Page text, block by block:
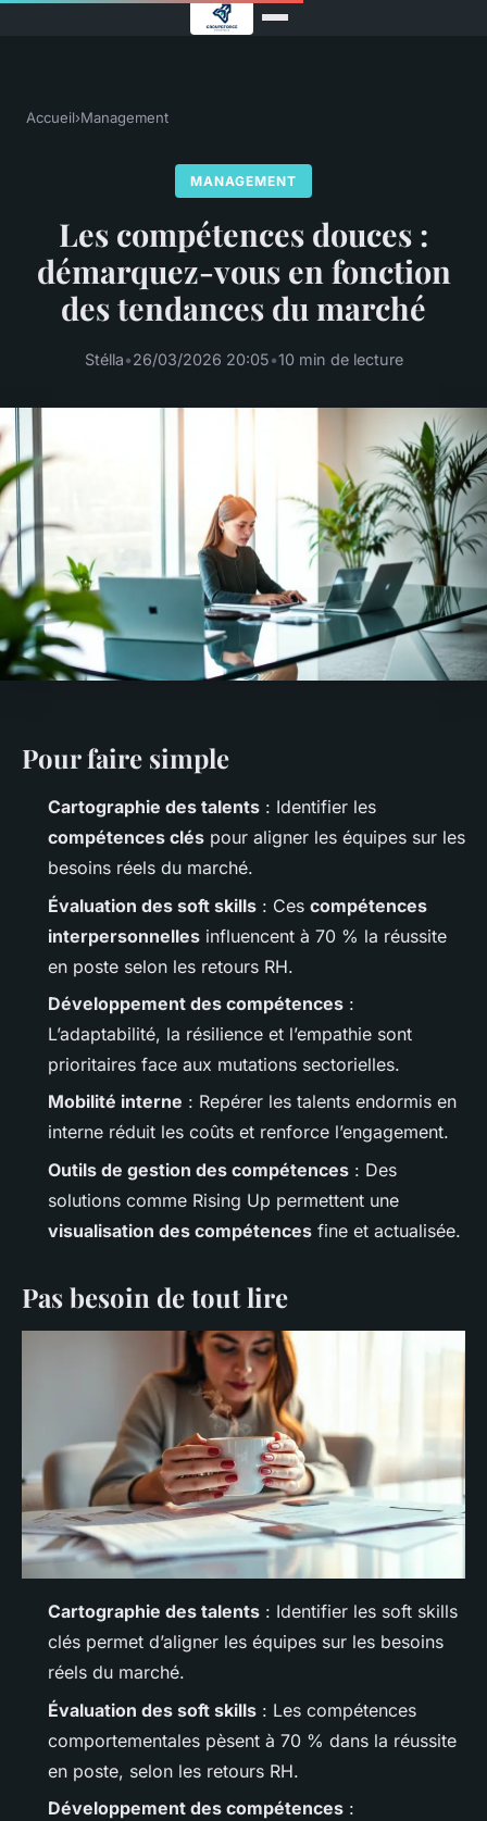
Accueil›Management
MANAGEMENT
Les compétences douces :
démarquez-vous en fonction
des tendances du marché
Stélla•26/03/2026 20:05•10 min de lecture
Pour faire simple
Cartographie des talents : Identifier les
compétences clés pour aligner les équipes sur les
besoins réels du marché.
Évaluation des soft skills : Ces compétences
interpersonnelles influencent à 70 % la réussite
en poste selon les retours RH.
Développement des compétences :
L’adaptabilité, la résilience et l’empathie sont
prioritaires face aux mutations sectorielles.
Mobilité interne : Repérer les talents endormis en
interne réduit les coûts et renforce l’engagement.
Outils de gestion des compétences : Des
solutions comme Rising Up permettent une
visualisation des compétences fine et actualisée.
Pas besoin de tout lire
Cartographie des talents : Identifier les soft skills
clés permet d’aligner les équipes sur les besoins
réels du marché.
Évaluation des soft skills : Les compétences
comportementales pèsent à 70 % dans la réussite
en poste, selon les retours RH.
Développement des compétences :